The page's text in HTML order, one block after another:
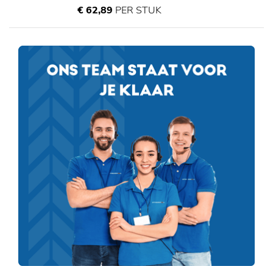
€ 62,89 PER STUK